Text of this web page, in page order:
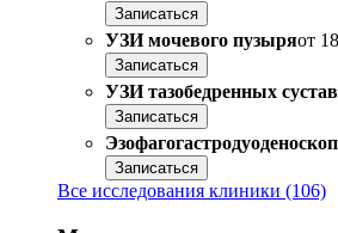
Записаться
УЗИ мочевого пузыряот
Записаться
УЗИ тазобедренных
Записаться
Записаться
Все исследования клиники (106)